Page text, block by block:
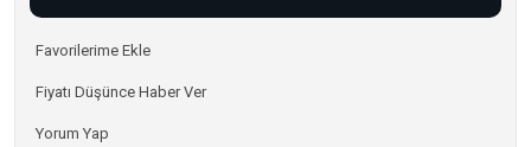
Fiyatı Düşünce Haber Ver
Yorum Yap